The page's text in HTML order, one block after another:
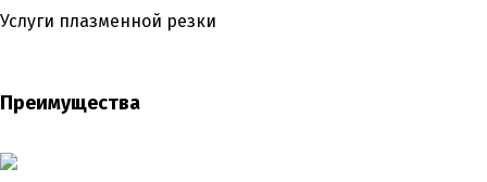
Услуги плазменной резки
Преимущества